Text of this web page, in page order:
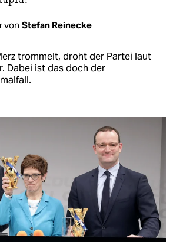
von Stefan Reinecke
trommelt, droht der Partei laut
Dabei ist das doch der